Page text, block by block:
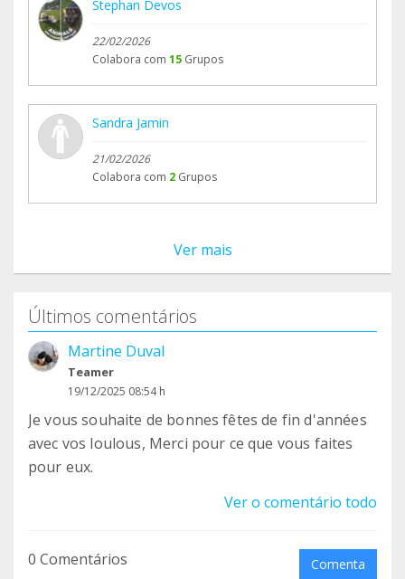
Stephan Devos
22/02/2026
Colabora com 15 Grupos
Sandra Jamin
21/02/2026
Colabora com 2 Grupos
Ver mais
Últimos comentários
Martine Duval
Teamer
19/12/2025 08:54 h
Je vous souhaite de bonnes fêtes de fin d'années
avec vos loulous, Merci pour ce que vous faites
pour eux.
Ver o comentário todo
0 Comentários Comenta